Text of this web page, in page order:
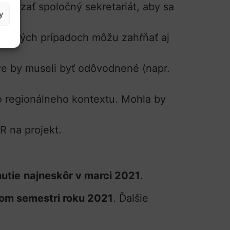
spoločný sekretariát, aby sa
prípadoch môžu zahŕňať aj
by museli byť odôvodnené (napr.
regionálneho kontextu. Mohla by
na projekt.
najneskôr v marci 2021.
semestri roku 2021 . Ďalšie